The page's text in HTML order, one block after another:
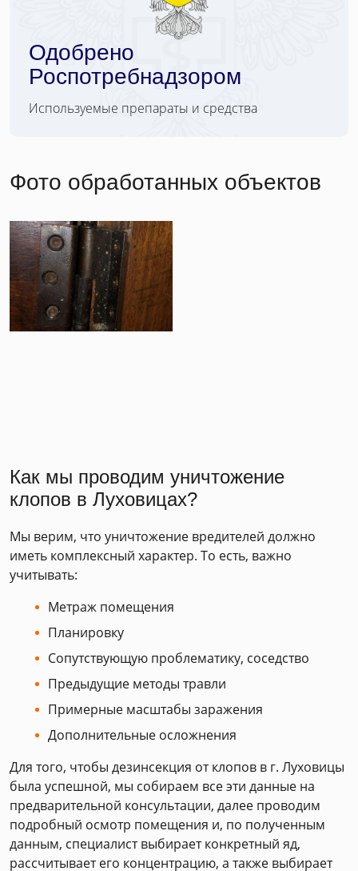
Одобрено
Роспотребнадзором
Используемые препараты и средства
Фото обработанных объектов
Как мы проводим уничтожение
клопов в Луховицах?
Мы верим, что уничтожение вредителей должно
иметь комплексный характер. То есть, важно
учитывать:
Метраж помещения
Планировку
Сопутствующую проблематику, соседство
Предыдущие методы травли
Примерные масштабы заражения
Дополнительные осложнения
Для того, чтобы дезинсекция от клопов в г. Луховицы
была успешной, мы собираем все эти данные на
предварительной консультации, далее проводим
подробный осмотр помещения и, по полученным
данным, специалист выбирает конкретный яд,
рассчитывает его концентрацию, а также выбирает